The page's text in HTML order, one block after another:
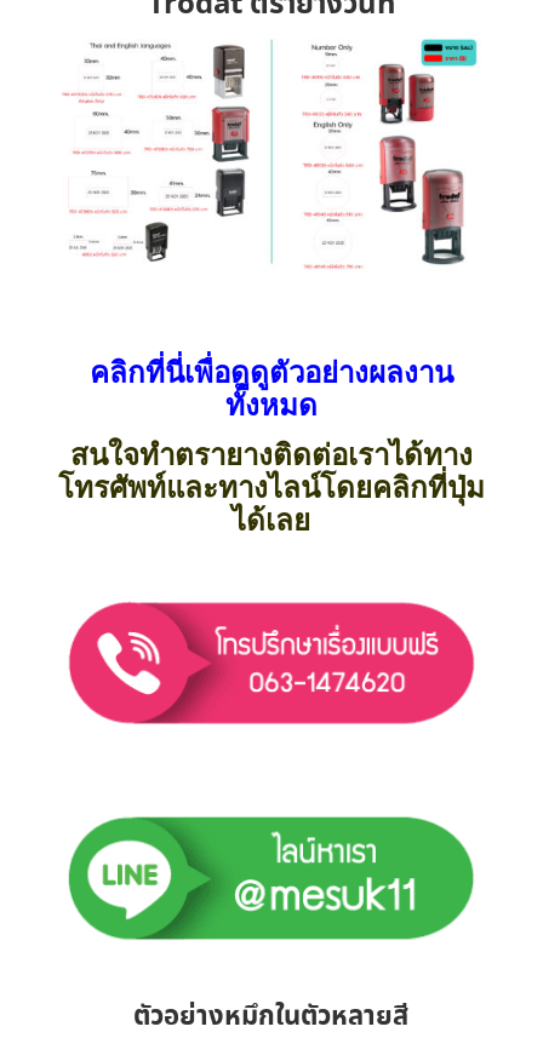
คลิกที่นี่เพื่อดูดูตัวอย่างผลงาน
ทั้งหมด
สนใจทำตรายางติดต่อเราได้ทาง
โทรศัพท์และทางไลน์โดยคลิกที่ปุ่ม
ได้เลย
ตัวอย่างหมึกในตัวหลายสี